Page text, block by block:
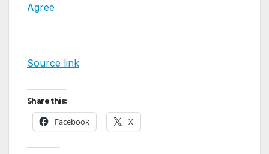
Agree
Source link
Share this:
Facebook X